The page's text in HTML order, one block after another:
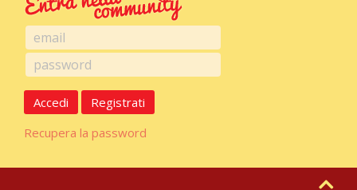
Accedi
Registrati
Recupera la password